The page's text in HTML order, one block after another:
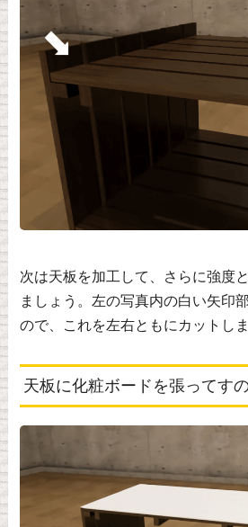
次は天板を加工して、さらに強度
ましょう。左の写真内の白い矢印
ので、これを左右ともにカットしま
天板に化粧ボードを張ってす